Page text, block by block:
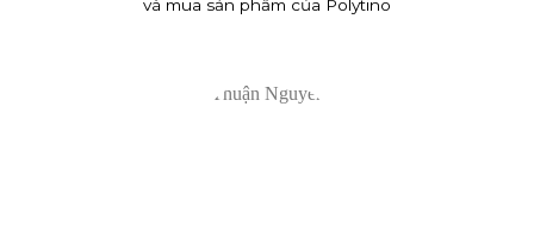
và mua sản phẩm của Polytino